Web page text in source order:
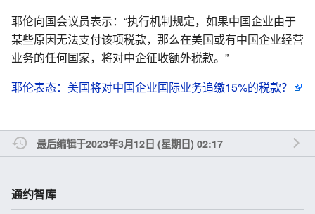
耶伦向国会议员表示：“执行机制规定，如果中国企业由于
某些原因无法支付该项税款，那么在美国或有中国企业经营
业务的任何国家，将对中企征收额外税款。”
耶伦表态：美国将对中国企业国际业务追缴15%的税款？
最后编辑于2023年3月12日 (星期日) 02:17
通约智库